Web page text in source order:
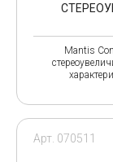
Mantis
Арт. 070511